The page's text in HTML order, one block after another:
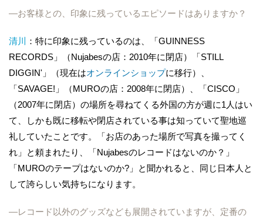
―お客様との、印象に残っているエピソードはありますか？
清川
：特に印象に残っているのは、「GUINNESS
RECORDS」（Nujabesの店：2010年に閉店）「STILL
DIGGIN'」（現在はオンラインショップに移行）、
「SAVAGE!」（MUROの店：2008年に閉店）、「CISCO」
（2007年に閉店）の場所を尋ねてくる外国の方が週に1人はい
て、しかも既に移転や閉店されている事は知っていて聖地巡
礼していたことです。「お店のあった場所で写真を撮ってく
れ」と頼まれたり、「Nujabesのレコードはないのか？」
「MUROのテープはないのか?」と聞かれると、同じ日本人と
して誇らしい気持ちになります。
―レコード以外のグッズなども展開されていますが、定番の